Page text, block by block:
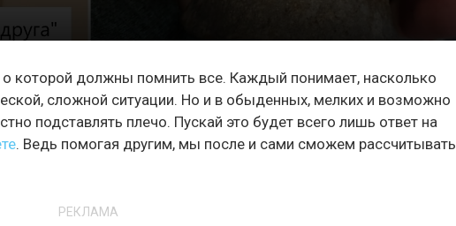
которой должны помнить все. Каждый понимает, насколько
сложной ситуации. Но и в обыденных, мелких и возможно
подставлять плечо. Пускай это будет всего лишь ответ на
. Ведь помогая другим, мы после и сами сможем рассчитывать
РЕКЛАМА